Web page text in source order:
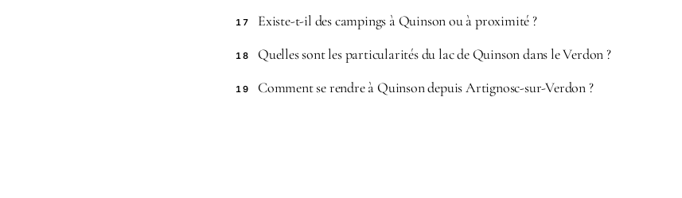
17 Existe-t-il des campings à Quinson ou à proximité ?
18 Quelles sont les particularités du lac de Quinson dans le Verdon ?
19 Comment se rendre à Quinson depuis Artignosc-sur-Verdon ?